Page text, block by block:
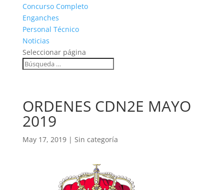
Concurso Completo
Enganches
Personal Técnico
Noticias
Seleccionar página
ORDENES CDN2E MAYO
2019
May 17, 2019| Sin categoría